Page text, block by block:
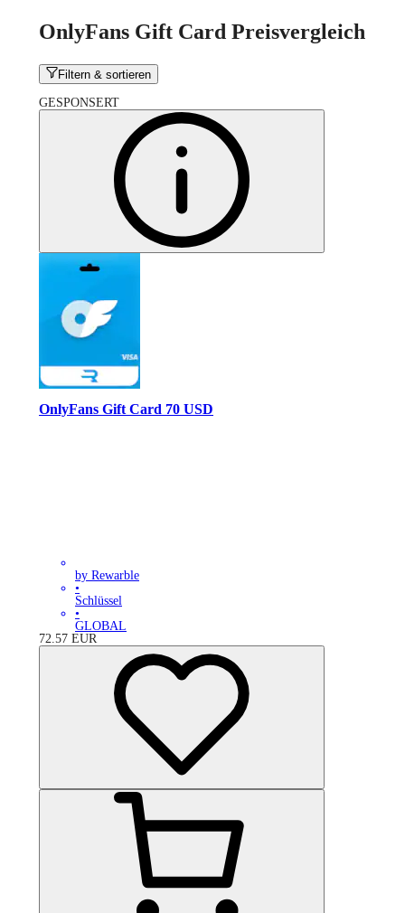
OnlyFans Gift Card Preisvergleich
Filtern & sortieren
GESPONSERT
OnlyFans Gift Card 70 USD
by Rewarble
•
Schlüssel
•
GLOBAL
72.57 EUR